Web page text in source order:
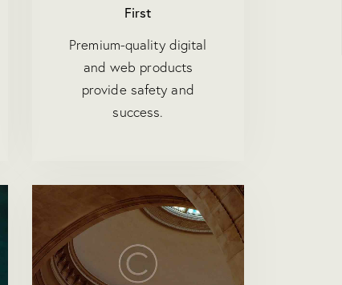
First
Premium-quality digital
and web products
provide safety and
success.